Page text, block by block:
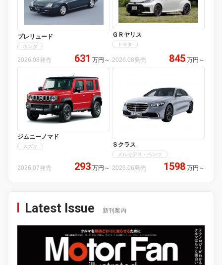
プレリュード
ホンダ
2026.08発売 631 万円 ～
ＧＲヤリス
トヨタ
2026.08発売 845 万円 ～
ジムニーノマド
スズキ
2026.07発売 293 万円 ～
Ｓクラス
メルセデス・ベンツ
2026.06発売 1598 万円 ～
Latest Issue 新刊案内